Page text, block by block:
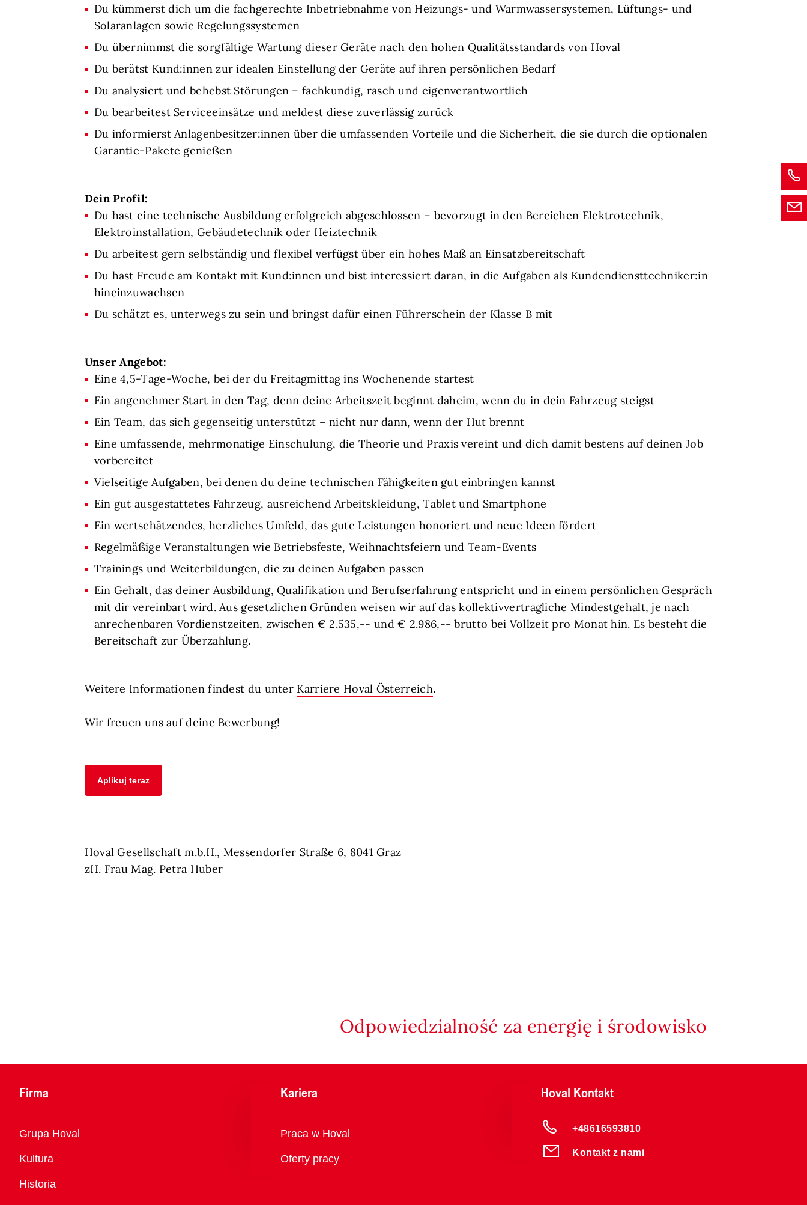
Du kümmerst dich um die fachgerechte Inbetriebnahme von Heizungs- und Warmwassersystemen, Lüftungs- und
Solaranlagen sowie Regelungssystemen
Du übernimmst die sorgfältige Wartung dieser Geräte nach den hohen Qualitätsstandards von Hoval
Du berätst Kund:innen zur idealen Einstellung der Geräte auf ihren persönlichen Bedarf
Du analysiert und behebst Störungen – fachkundig, rasch und eigenverantwortlich
Du bearbeitest Serviceeinsätze und meldest diese zuverlässig zurück
Du informierst Anlagenbesitzer:innen über die umfassenden Vorteile und die Sicherheit, die sie durch die optionalen
Garantie-Pakete genießen
Dein Profil:
Du hast eine technische Ausbildung erfolgreich abgeschlossen – bevorzugt in den Bereichen Elektrotechnik,
Elektroinstallation, Gebäudetechnik oder Heiztechnik
Du arbeitest gern selbständig und flexibel verfügst über ein hohes Maß an Einsatzbereitschaft
Du hast Freude am Kontakt mit Kund:innen und bist interessiert daran, in die Aufgaben als Kundendiensttechniker:in
hineinzuwachsen
Du schätzt es, unterwegs zu sein und bringst dafür einen Führerschein der Klasse B mit
Unser Angebot:
Eine 4,5-Tage-Woche, bei der du Freitagmittag ins Wochenende startest
Ein angenehmer Start in den Tag, denn deine Arbeitszeit beginnt daheim, wenn du in dein Fahrzeug steigst
Ein Team, das sich gegenseitig unterstützt – nicht nur dann, wenn der Hut brennt
Eine umfassende, mehrmonatige Einschulung, die Theorie und Praxis vereint und dich damit bestens auf deinen Job
vorbereitet
Vielseitige Aufgaben, bei denen du deine technischen Fähigkeiten gut einbringen kannst
Ein gut ausgestattetes Fahrzeug, ausreichend Arbeitskleidung, Tablet und Smartphone
Ein wertschätzendes, herzliches Umfeld, das gute Leistungen honoriert und neue Ideen fördert
Regelmäßige Veranstaltungen wie Betriebsfeste, Weihnachtsfeiern und Team-Events
Trainings und Weiterbildungen, die zu deinen Aufgaben passen
Ein Gehalt, das deiner Ausbildung, Qualifikation und Berufserfahrung entspricht und in einem persönlichen Gespräch
mit dir vereinbart wird. Aus gesetzlichen Gründen weisen wir auf das kollektivvertragliche Mindestgehalt, je nach
anrechenbaren Vordienstzeiten, zwischen € 2.535,-- und € 2.986,-- brutto bei Vollzeit pro Monat hin. Es besteht die
Bereitschaft zur Überzahlung.
Weitere Informationen findest du unter Karriere Hoval Österreich.
Wir freuen uns auf deine Bewerbung!
Aplikuj teraz
Hoval Gesellschaft m.b.H., Messendorfer Straße 6, 8041 Graz
zH. Frau Mag. Petra Huber
Odpowiedzialność za energię i środowisko
Firma
Przegląd
Grupa Hoval
Kultura
Historia
Kariera
Przegląd
Praca w Hoval
Oferty pracy
Hoval Kontakt
+48616593810
Kontakt z nami